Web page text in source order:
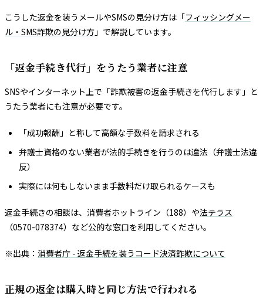
こうした返金を装うメールやSMSの見分け方は「フィッシングメー
ル・SMS詐欺の見分け方 」で解説しています。
「返金手続き代行」をうたう業者に注意
SNSやインターネット上で「詐欺被害の返金手続きを代行します」と
うたう業者にも注意が必要です。
「成功報酬」と称して高額な手数料を請求される
弁護士資格のない業者が法的手続きを行うのは違法（弁護士法違
反）
実際には何もしないまま手数料だけ取られるケースも
返金手続きの相談は、消費者ホットライン（188）や法テラス
（0570-078374）など公的な窓口を利用してください。
※出典： 消費者庁 - 返金手続を装うコード決済詐欺について
正規の返金は購入時と同じ方法で行われる